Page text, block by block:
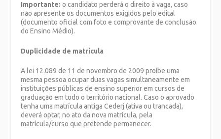
Importante: o candidato perderá o direito à vaga, caso
não apresente os documentos exigidos pelo edital
(documento oficial com foto e comprovante de conclusão
do Ensino Médio).
Duplicidade de matrícula
A lei 12.089 de 11 de novembro de 2009 proíbe uma
mesma pessoa ocupar duas vagas simultaneamente em
instituições públicas de ensino superior em cursos de
graduação em todo o território nacional. Caso o aprovado
tenha uma matrícula antiga Cederj (ativa ou trancada),
deverá optar, no ato da nova matrícula, pela
matrícula/curso que pretende permanecer.